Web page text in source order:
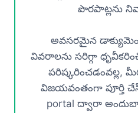
పొరపాట్లను
అవసరమైన
వివరాలను సరిగ్గా
పరిష్కరించడంవల్ల,
విజయవంతంగా పూర్తి చేసి
portal ద్వారా